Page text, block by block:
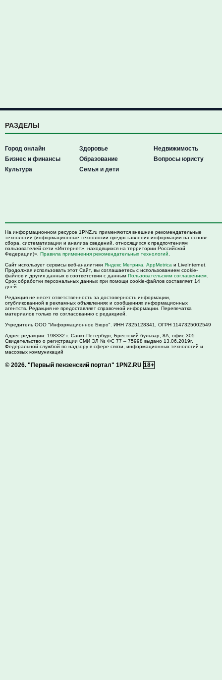
РАЗДЕЛЫ
Город онлайн
Бизнес и финансы
Культура
Здоровье
Образование
Семья и дети
Недвижимость
Вопросы юристу
На информационном ресурсе 1PNZ.ru применяются внешние рекомендательные
технологии (информационные технологии предоставления информации на основе
сбора, систематизации и анализа сведений, относящихся к предпочтениям
пользователей сети «Интернет», находящихся на территории Российской
Федерации)». Правила применения рекомендательных технологий
Сайт использует сервисы веб-аналитики Яндекс Метрика AppMetrica и LiveInternet.
Продолжая использовать этот Сайт, вы соглашаетесь с использованием cookie-
файлов и других данных в соответствии с данным Пользовательским соглашением
Срок обработки персональных данных при помощи cookie-файлов составляет 14
дней.
Редакция не несет ответственность за достоверность информации,
опубликованной в рекламных объявлениях и сообщениях информационных
агентств. Редакция не предоставляет справочной информации. Перепечатка
материалов только по согласованию с редакцией.
Учредитель ООО "Информационное Бюро". ИНН 7325128341, ОГРН 1147325002549
Адрес редакции: 198332 г. Санкт-Петербург, Брестский бульвар, 8А, офис 305
Свидетельство о регистрации СМИ ЭЛ № ФС 77 – 75998 выдано 13.06.2019г.
Федеральной службой по надзору в сфере связи, информационных технологий и
массовых коммуникаций
© 2026. "Первый пензенский портал" 1PNZ.RU 18+